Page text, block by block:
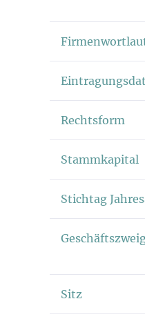
Rechtsform
Stammkapital
Stichtag
Sitz